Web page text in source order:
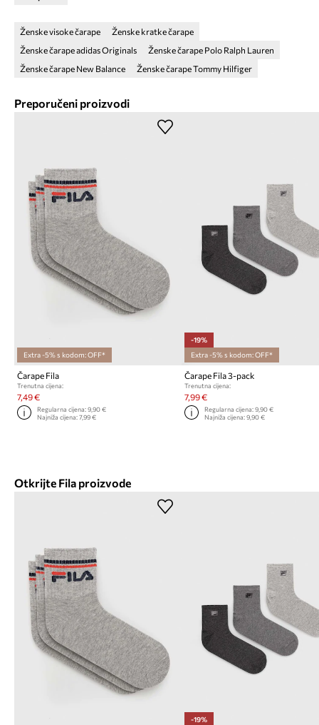
Ženske visoke čarape
Ženske kratke čarape
Ženske čarape adidas Originals
Ženske čarape Polo Ralph Lauren
Ženske čarape New Balance
Ženske čarape Tommy Hilfiger
Preporučeni proizvodi
Extra -5% s kodom: OFF*
Čarape Fila
Trenutna cijena:
7,49 €
Regularna cijena:9,90 €
Najniža cijena:7,99 €
-19%
Extra -5% s kodom: OFF*
Čarape Fila 3-pack
Trenutna cijena:
7,99 €
Regularna cijena: 9,90 €
Najniža cijena: 9,90 €
Otkrijte Fila proizvode
-19%